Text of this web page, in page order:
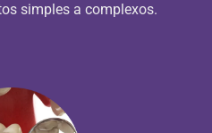
simples a complexos.